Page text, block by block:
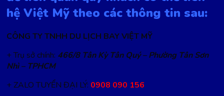
hệ Việt Mỹ theo các thông tin sau:
CÔNG TY TNHH DU LỊCH BAY VIỆT MỸ
+ Trụ sở chính: 466/8 Tân Kỳ Tân Quý – Phường Tân Sơn
Nhì – TPHCM
+ ZALO TUYỂN ĐẠI LÝ: 0908 090 156